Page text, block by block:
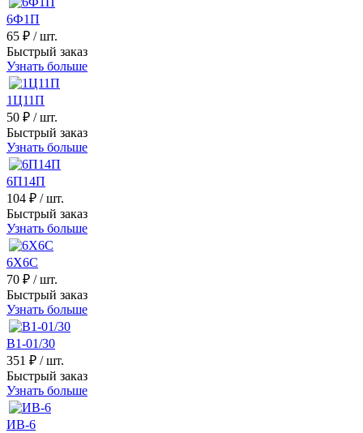
6Ф1П
65 ₽ / шт.
Быстрый заказ
Узнать больше
1Ц11П
50 ₽ / шт.
Быстрый заказ
Узнать больше
6П14П
104 ₽ / шт.
Быстрый заказ
Узнать больше
6Х6С
70 ₽ / шт.
Быстрый заказ
Узнать больше
В1-01/30
351 ₽ / шт.
Быстрый заказ
Узнать больше
ИВ-6